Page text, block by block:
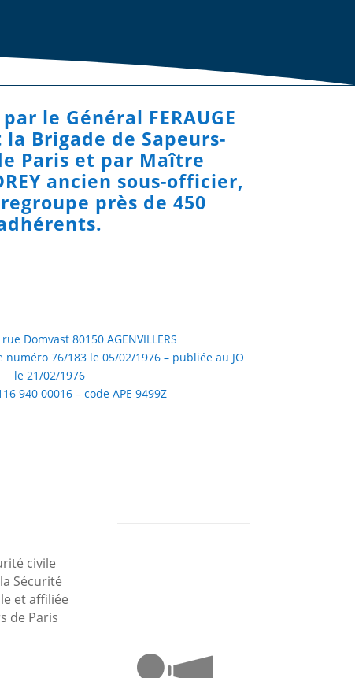
le Général FERAUGE
Brigade de Sapeurs-
Paris et par Maître
ancien sous-officier,
regroupe près de 450
Domvast 80150 AGENVILLERS
76/183 le 05/02/1976 – publiée au JO
le 21/02/1976
940 00016 – code APE 9499Z
civile
Sécurité
et affiliée
de Paris